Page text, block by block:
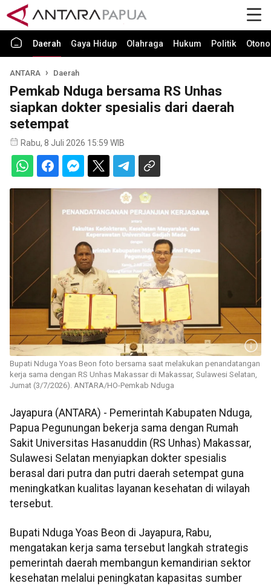
Daerah Gaya Hidup Olahraga Hukum Politik
ANTARA Daerah
Pemkab Nduga bersama RS Unhas
siapkan dokter spesialis dari daerah
setempat
Rabu, 8 Juli 2026 15:59 WIB
Bupati Nduga Yoas Beon foto bersama saat melakukan penandatangan
kerja sama dengan RS Unhas Makassar di Makassar, Sulawesi Selatan,
Jumat (3/7/2026). ANTARA/HO-Pemkab Nduga
Jayapura (ANTARA) - Pemerintah Kabupaten Nduga,
Papua Pegunungan bekerja sama dengan Rumah
Sakit Universitas Hasanuddin (RS Unhas) Makassar,
Sulawesi Selatan menyiapkan dokter spesialis
berasal dari putra dan putri daerah setempat guna
meningkatkan kualitas layanan kesehatan di wilayah
tersebut.
Bupati Nduga Yoas Beon di Jayapura, Rabu,
mengatakan kerja sama tersebut langkah strategis
pemerintah daerah membangun kemandirian sektor
kesehatan melalui peningkatan kapasitas sumber